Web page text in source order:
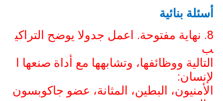
أسئلة بنائية
8. نهاية مفتوحة. اعمل جدولا يوضح التراكي
ب
التالية ووظائفها، وتشابهها مع أداة صنعها ا
لإنسان:
الأمنيون، البطين، المثانة، عضو جاكوبسون